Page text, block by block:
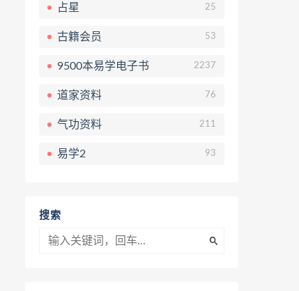
占星 25
古籍会员 53
9500本易学电子书 2237
道家资料 76
气功资料 211
易学2 93
搜索